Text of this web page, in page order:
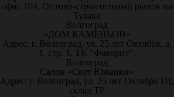
офис 104. Оптово-строительный рынок на
Тулака
Волгоград
«ДОМ КАМЕНЬОН»
Адрес: г. Волгоград, ул. 25 лет Октября, д.
1, стр. 1, ТК "Фаворит".
Волгоград
Салон «Свет Южанки»
Адрес: г. Волгоград, ул. 25 лет Октября 1Ц,
склад ТР